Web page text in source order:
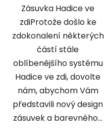
Zásuvka Hadice ve
zdiProtože došlo ke
zdokonalení některých
částí stále
oblíbenějšího systému
Hadice ve zdi, dovolte
nám, abychom Vám
představili nový design
zásuvek a barevného...